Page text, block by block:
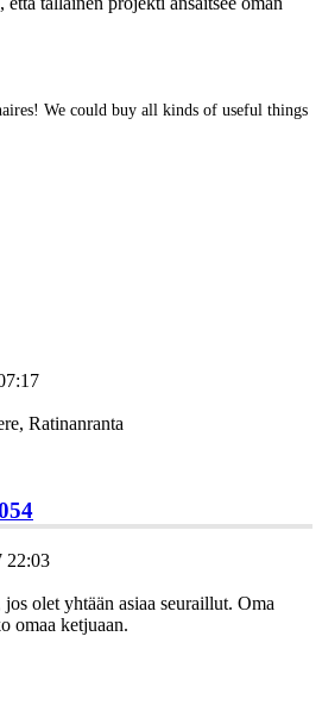
We could buy all kinds of useful things
Ratinanranta
22:03
olet yhtään asiaa seuraillut. Oma
omaa ketjuaan.